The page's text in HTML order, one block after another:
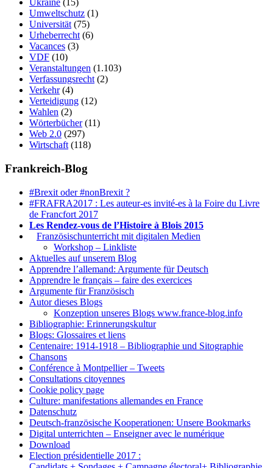
Ukraine (15)
Umweltschutz (1)
Universität (75)
Urheberrecht (6)
Vacances (3)
VDF (10)
Veranstaltungen (1.103)
Verfassungsrecht (2)
Verkehr(4)
Verteidigung (12)
Wahlen (2)
Wörterbücher(11)
Web 2.0 (297)
Wirtschaft (118)
Frankreich-Blog
#Brexit oder #nonBrexit ?
#FRAFRA2017 : Les auteur-es invité-es à la Foire du Livre
de Francfort 2017
Les Rendez-vous de l’Histoire à Blois 2015
Französischunterricht mit digitalen Medien
Workshop – Linkliste
Aktuelles auf unserem Blog
Apprendre l’allemand: Argumente für Deutsch
Apprendre le français – faire des exercices
Argumente für Französisch
Autor dieses Blogs
Konzeption unseres Blogs www.france-blog.info
Bibliographie: Erinnerungskultur
Blogs: Glossaires et liens
Centenaire: 1914-1918 – Bibliographie und Sitographie
Chansons
Conférence à Montpellier – Tweets
Consultations citoyennes
Cookie policy page
Culture: manifestations allemandes en France
Datenschutz
Deutsch-französische Kooperationen: Unsere Bookmarks
Digital unterrichten – Enseigner avec le numérique
Download
Election présidentielle 2017 :